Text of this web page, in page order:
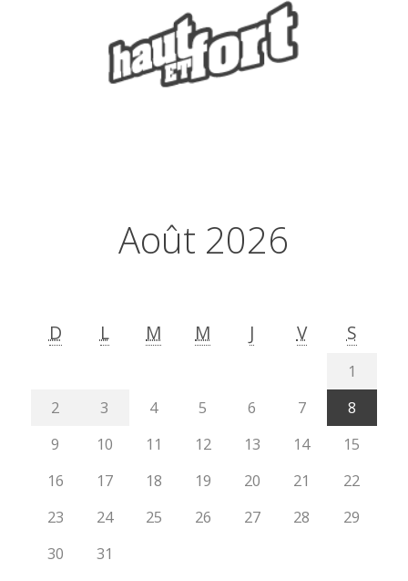
Août 2026
D L M M J V S
1
2
3 4 5 6 7
8
9
10 11 12 13 14
15
16
17 18 19 20 21
22
23
24 25 26 27 28
29
30
31